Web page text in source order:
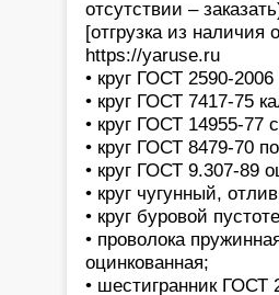
отсутствии –
[отгрузка из наличия
https://yaruse.ru
• круг ГОСТ 2590-
• круг ГОСТ 7417-75
• круг ГОСТ 14955-77
• круг ГОСТ 8479-70
• круг ГОСТ 9.307-89
• круг чугунный,
• круг буровой
• проволока
оцинкованная;
• шестигранник ГОСТ